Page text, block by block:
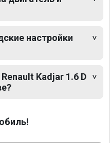
настройки
Kadjar 1.6 D